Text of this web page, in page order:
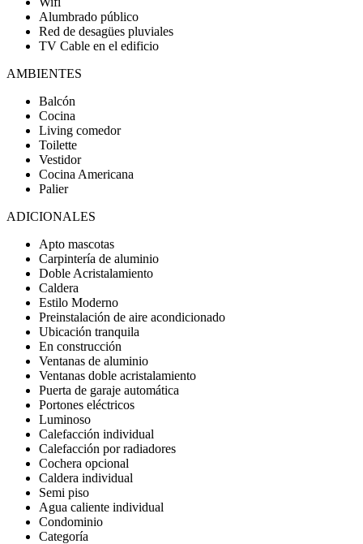
Alumbrado público
Red de desagües pluviales
TV Cable en el edificio
AMBIENTES
Balcón
Cocina
Living comedor
Toilette
Vestidor
Cocina Americana
Palier
ADICIONALES
Apto mascotas
Carpintería de aluminio
Doble Acristalamiento
Caldera
Estilo Moderno
Preinstalación de aire acondicionado
Ubicación tranquila
En construcción
Ventanas de aluminio
Ventanas doble acristalamiento
Puerta de garaje automática
Portones eléctricos
Luminoso
Calefacción individual
Calefacción por radiadores
Cochera opcional
Caldera individual
Semi piso
Agua caliente individual
Condominio
Categoría